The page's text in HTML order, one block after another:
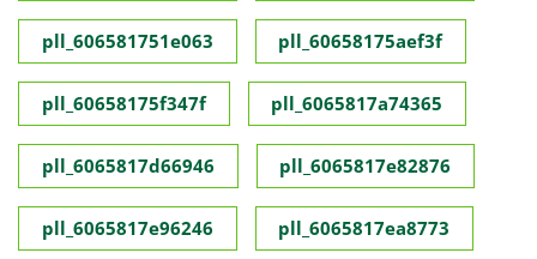
pll_606581751e063 pll_60658175aef3f
pll_60658175f347f pll_6065817a74365
pll_6065817d66946 pll_6065817e82876
pll_6065817e96246 pll_6065817ea8773